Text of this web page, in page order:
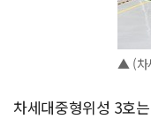
▲ (차
차세대중형위성 3호